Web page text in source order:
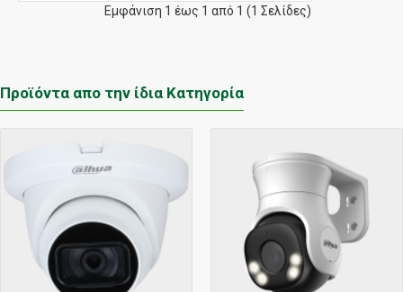
Εμφάνιση 1 έως 1 από 1 (1 Σελίδες)
Προϊόντα απο την ίδια Κατηγορία